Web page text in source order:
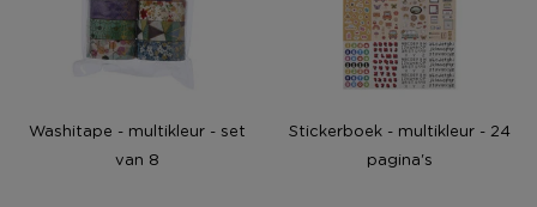
Washitape - multikleur - set
van 8
Stickerboek - multikleur - 24
pagina's